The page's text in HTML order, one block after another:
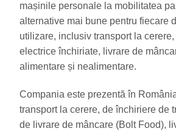
mașinile personale la mobilitatea
alternative mai bune pentru fiecare
utilizare, inclusiv transport la
electrice închiriate, livrare de
alimentare și nealimentare.
Compania este prezentă în
transport la cerere, de închiriere de
de livrare de mâncare (Bolt Food),